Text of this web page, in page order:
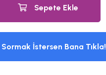
Sepete Ekle
Sormak İstersen Bana Tıkla!